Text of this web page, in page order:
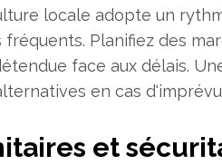
locale adopte un
Planifiez des
face aux délais.
en cas
et